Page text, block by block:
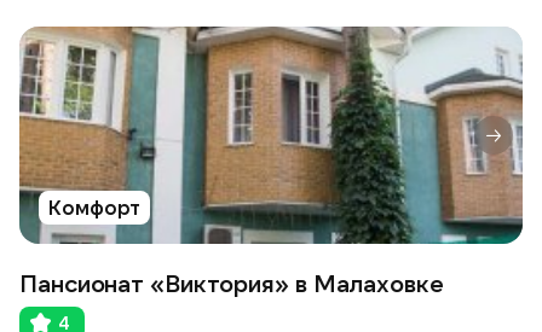
Комфорт
Пансионат «Виктория» в Малаховке
4